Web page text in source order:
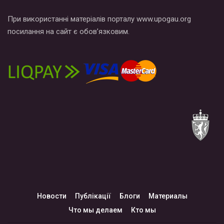
При використанні матеріалів порталу www.upogau.org
посилання на сайт є обов’язковим.
Новости Публікації Блоги
Материалы
Что мы делаем
Кто мы